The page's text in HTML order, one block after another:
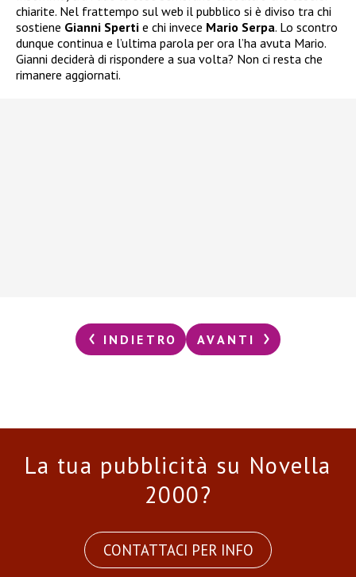
chiarite. Nel frattempo sul web il pubblico si è diviso tra chi
sostiene Gianni Sperti e chi invece Mario Serpa. Lo scontro
dunque continua e l’ultima parola per ora l’ha avuta Mario.
Gianni deciderà di rispondere a sua volta? Non ci resta che
rimanere aggiornati.
INDIETRO AVANTI
La tua pubblicità su Novella
2000?
CONTATTACI PER INFO